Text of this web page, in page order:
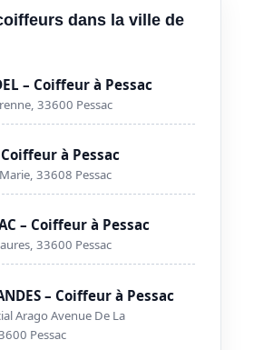
dans la ville de
– Coiffeur à Pessac
33600 Pessac
Coiffeur à Pessac
33608 Pessac
– Coiffeur à Pessac
33600 Pessac
– Coiffeur à Pessac
Arago Avenue De La
Pessac